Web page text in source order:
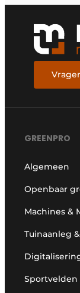
GREENPRO
Algemeen
Openbaar
Machines &
Tuinaanleg
Sportvelden